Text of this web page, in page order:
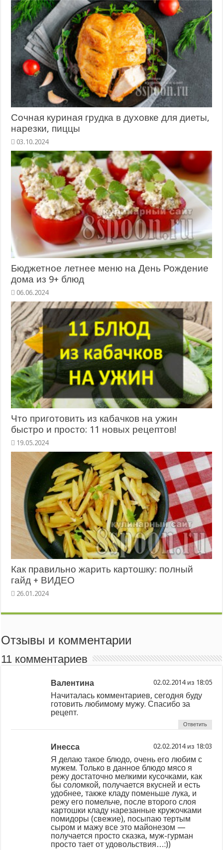
Сочная куриная грудка в духовке для диеты,
нарезки, пиццы
Бюджетное летнее меню на День Рождение
дома из 9+ блюд
Что приготовить из кабачков на ужин
быстро и просто: 11 новых рецептов!
Как правильно жарить картошку: полный
гайд + ВИДЕО
Отзывы и комментарии
11 комментариев
Валентина из
Начиталась комментариев, сегодня буду
готовить любимому мужу. Спасибо за
рецепт.
Ответить
Инесса из
Я делаю такое блюдо, очень его любим с
мужем. Только в данное блюдо мясо я
режу достаточно мелкими кусочками, как
бы соломкой, получается вкусней и есть
удобнее, также кладу поменьше лука, и
режу его помельче, после второго слоя
картошки кладу нарезанные кружочками
помидоры (свежие), посыпаю тертым
сыром и мажу все это майонезом —
получается просто сказка, муж-гурман
просто тает от удовольствия…:))